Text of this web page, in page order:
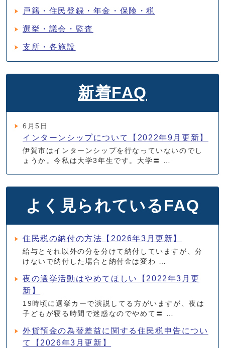
戸籍・住民登録・年金・保険・税
選挙・議会・監査
支所・各施設
新着FAQ
6月5日
インターンシップについて【2022年9月更新】
伊賀市はインターンシップを行なっていないのでし
ょうか。今私は大学3年生です。大学〓 …
よく見られているFAQ
住民税の納付の方法【2026年3月更新】
給与とそれ以外の分を分けて納付していますが、分
けないで納付した場合と納付金は変わ …
夜の選挙活動はやめてほしい【2022年3月更
新】
19時頃に選挙カーで演説してる方がいますが、夜は
子どもが寝る時間で迷惑なのでやめて〓 …
外貨預金の為替差益に関する住民税申告につい
て【2026年3月更新】